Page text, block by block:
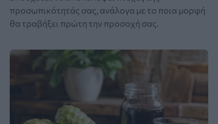
προσωπικότητάς σας, ανάλογα με το ποια μορφή
θα τραβήξει πρώτη την προσοχή σας.